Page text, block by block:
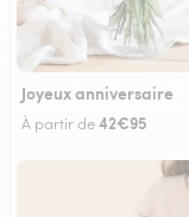
Joyeux anniversaire
À partir de42€95